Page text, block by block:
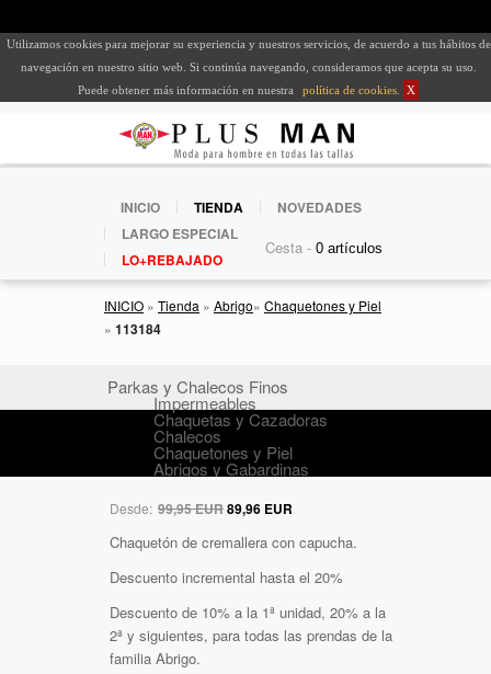
Utilizamos cookies para mejorar su experiencia y nuestros servicios, de acuerdo a tus hábitos de
navegación en nuestro sitio web. Si continúa navegando, consideramos que acepta su uso.
Puede obtener más información en nuestra
política de cookies X
INICIO TIENDA
NOVEDADES
LARGO ESPECIAL
LO+REBAJADO
Cesta -
INICIO » Tienda » Abrigo» Chaquetones y Piel
» 113184
Parkas y Chalecos Finos
Impermeables
Chaquetas y Cazadoras
Chalecos
Chaquetones y Piel
Abrigos y Gabardinas
Desde: 99,95 EUR89,96 EUR
Chaquetón de cremallera con capucha.
Descuento incremental hasta el 20%
Descuento de 10% a la 1ª unidad, 20% a la
2ª y siguientes, para todas las prendas de la
familia Abrigo.